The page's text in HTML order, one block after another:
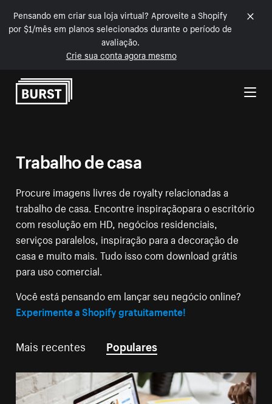
Pensando em criar sua loja virtual? Aproveite a Shopify
por $1/mês em planos selecionados durante o período de
avaliação.
Crie sua conta agora mesmo
Pular para o conteúdo
Trabalho de casa
Procure imagens livres de royalty relacionadas a
trabalho de casa. Encontre inspiraçãopara o escritório
com resolução em HD, negócios residenciais,
serviços paralelos, inspiração para a decoração de
casa e muito mais. Tudo isso com download grátis
para uso comercial.
Você está pensando em lançar seu negócio online?
Experimente a Shopify gratuitamente!
Mais recentes Populares